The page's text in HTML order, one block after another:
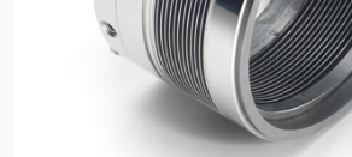
Haberler
Sürdürülebilirlik